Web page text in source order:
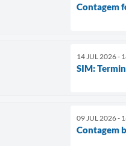
Contagem
14 JUL 2026 -
SIM:
09 JUL 2026 -
Contagem